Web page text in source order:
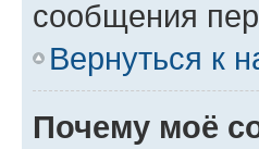
сообщения
Вернуться к
Почему моё